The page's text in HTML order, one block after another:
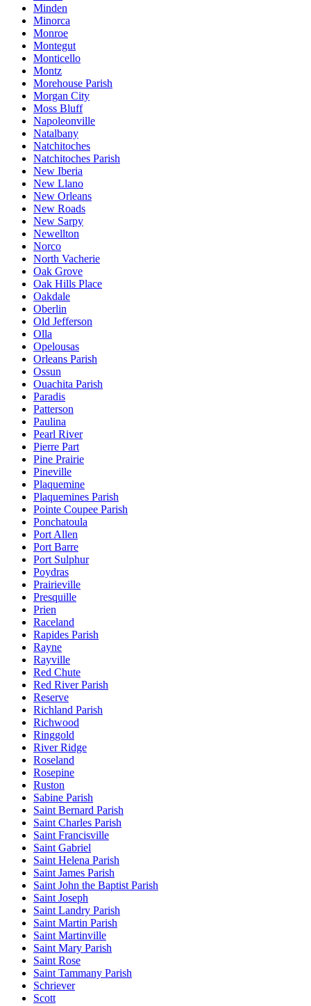
Minden
Minorca
Monroe
Montegut
Monticello
Montz
Morehouse Parish
Morgan City
Moss Bluff
Napoleonville
Natalbany
Natchitoches
Natchitoches Parish
New Iberia
New Llano
New Orleans
New Roads
New Sarpy
Newellton
Norco
North Vacherie
Oak Grove
Oak Hills Place
Oakdale
Oberlin
Old Jefferson
Olla
Opelousas
Orleans Parish
Ossun
Ouachita Parish
Paradis
Patterson
Paulina
Pearl River
Pierre Part
Pine Prairie
Pineville
Plaquemine
Plaquemines Parish
Pointe Coupee Parish
Ponchatoula
Port Allen
Port Barre
Port Sulphur
Poydras
Prairieville
Presquille
Prien
Raceland
Rapides Parish
Rayne
Rayville
Red Chute
Red River Parish
Reserve
Richland Parish
Richwood
Ringgold
River Ridge
Roseland
Rosepine
Ruston
Sabine Parish
Saint Bernard Parish
Saint Charles Parish
Saint Francisville
Saint Gabriel
Saint Helena Parish
Saint James Parish
Saint John the Baptist Parish
Saint Joseph
Saint Landry Parish
Saint Martin Parish
Saint Martinville
Saint Mary Parish
Saint Rose
Saint Tammany Parish
Schriever
Scott